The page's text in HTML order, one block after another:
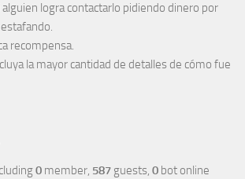
logra contactarlo pidiendo dinero por
recompensa.
la mayor cantidad de detalles de cómo fue
0 member, 587 guests, 0 bot online